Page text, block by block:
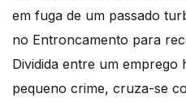
em fuga de um passado
no Entroncamento para
Dividida entre um emprego
pequeno crime, cruza-se